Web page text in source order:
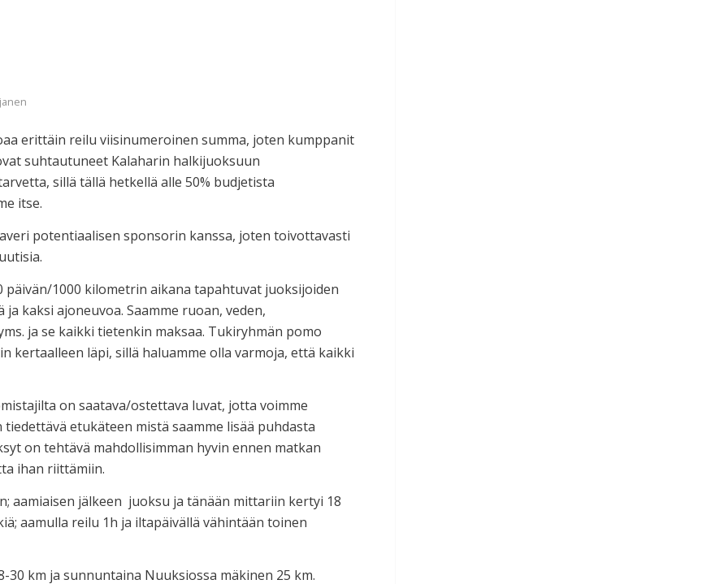
erittäin reilu viisinumeroinen summa, joten kumppanit
suhtautuneet Kalaharin halkijuoksuun
sillä tällä hetkellä alle 50% budjetista
itse.
potentiaalisen sponsorin kanssa, joten toivottavasti
1000 kilometrin aikana tapahtuvat juoksijoiden
kaksi ajoneuvoa. Saamme ruoan, veden,
ja se kaikki tietenkin maksaa. Tukiryhmän pomo
kertaalleen läpi, sillä haluamme olla varmoja, että kaikki
on saatava/ostettava luvat, jotta voimme
etukäteen mistä saamme lisää puhdasta
on tehtävä mahdollisimman hyvin ennen matkan
ihan riittämiin.
aamiaisen jälkeen juoksu ja tänään mittariin kertyi 18
aamulla reilu 1h ja iltapäivällä vähintään toinen
km ja sunnuntaina Nuuksiossa mäkinen 25 km.